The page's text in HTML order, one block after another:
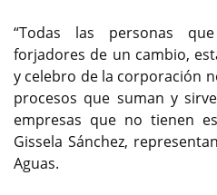
“Todas las personas
forjadores de un cambio,
y celebro de la corporación
procesos que suman y
empresas que no tienen
Gissela Sánchez,
Aguas.